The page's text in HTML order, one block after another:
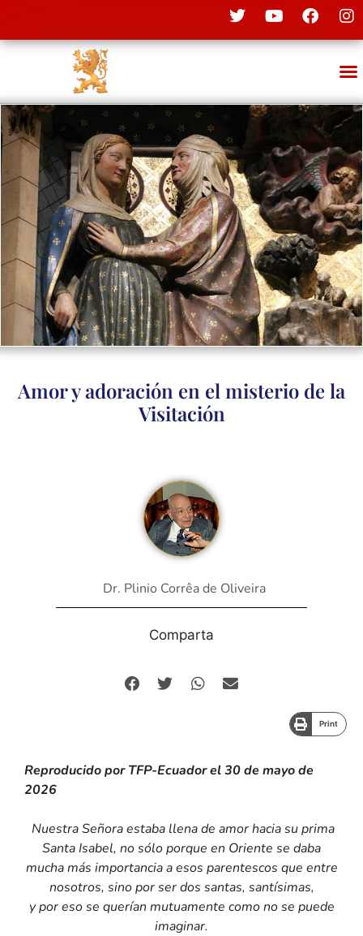
Amor y adoración en el misterio de la
Visitación
Dr. Plinio Corrêa de Oliveira
Comparta
Print
Reproducido por TFP-Ecuador el 30 de mayo de
2026
Nuestra Señora estaba llena de amor hacia su prima
Santa Isabel, no sólo porque en Oriente se daba
mucha más importancia a esos parentescos que entre
nosotros, sino por ser dos santas, santísimas,
y por eso se querían mutuamente como no se puede
imaginar.